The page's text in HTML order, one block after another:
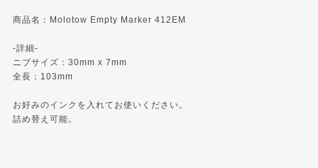
商品名：Molotow Empty Marker 412EM
-詳細-
ニブサイズ：30mm x 7mm
全長：103mm
お好みのインクを入れてお使いください。
詰め替え可能。